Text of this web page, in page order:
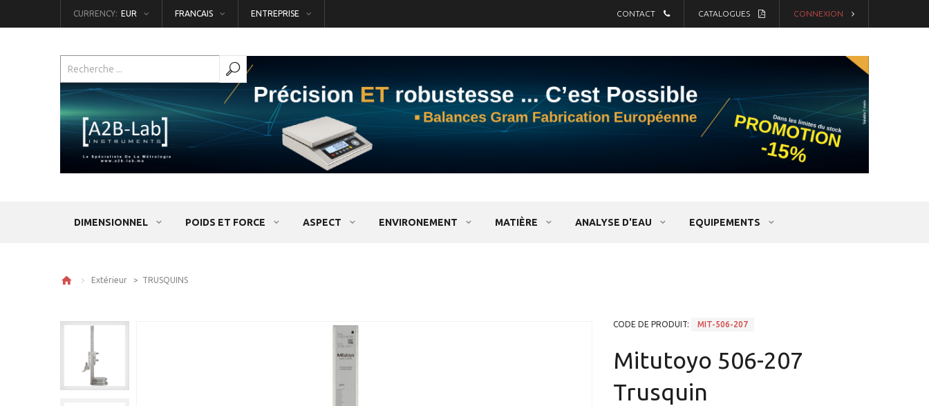
CURRENCY: EUR FRANCAIS ENTREPRISE CONNEXION
CATALOGUES
CONTACT
DIMENSIONNEL POIDS ET FORCE ASPECT ENVIRONEMENT MATIÈRE ANALYSE D'EAU EQUIPEMENTS
Extérieur > TRUSQUINS
CODE DE PRODUIT: MIT-506-207
Mitutoyo 506-207
Trusquin